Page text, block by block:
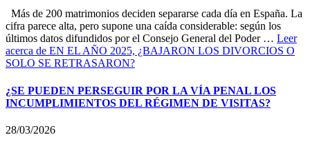
Más de 200 matrimonios deciden separarse cada día en España. La
cifra parece alta, pero supone una caída considerable: según los
últimos datos difundidos por el Consejo General del Poder … Leer
acerca de EN EL AÑO 2025, ¿BAJARON LOS DIVORCIOS O
SOLO SE RETRASARON?
¿SE PUEDEN PERSEGUIR POR LA VÍA PENAL LOS
INCUMPLIMIENTOS DEL RÉGIMEN DE VISITAS?
28/03/2026